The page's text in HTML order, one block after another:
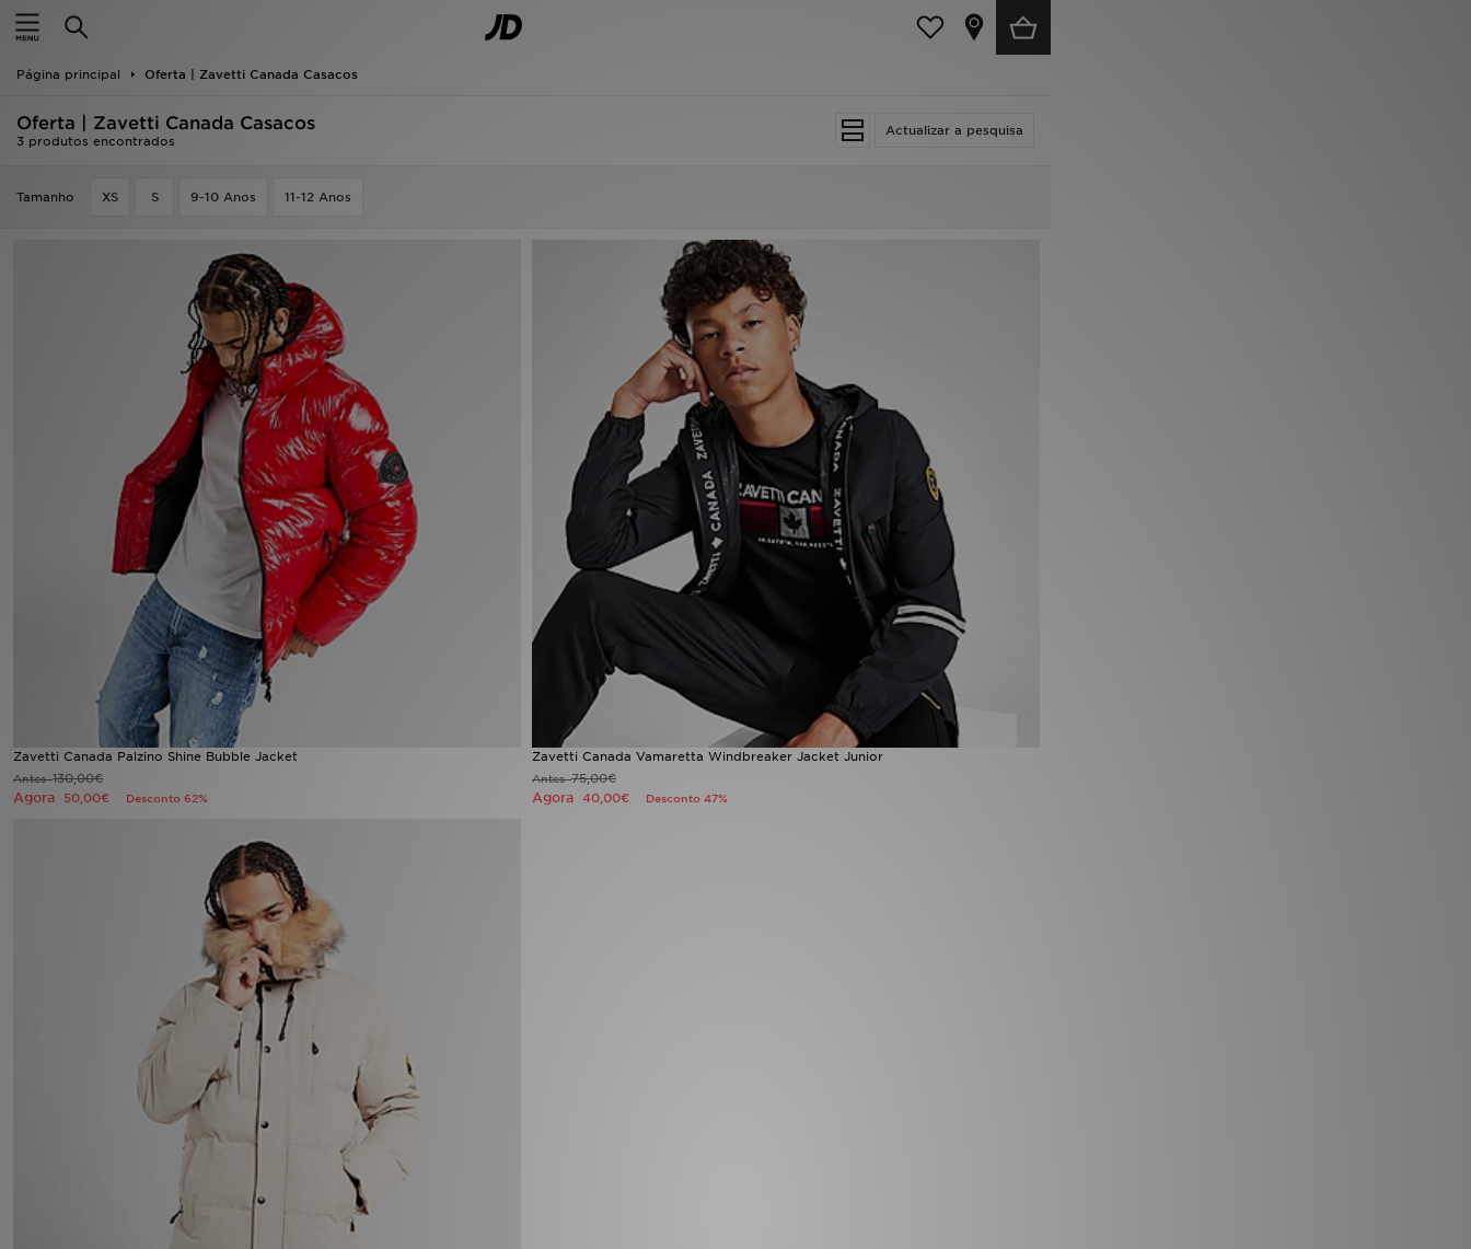
Página principal Oferta | Zavetti Canada Casacos
Actualizar a pesquisa
Oferta | Zavetti Canada Casacos
3 produtos encontrados
Tamanho XS S 9-10 Anos 11-12 Anos
Zavetti Canada Palzino Shine Bubble Jacket
Antes130,00€
Agora 50,00€ Desconto 62%
Zavetti Canada Vamaretta Windbreaker Jacket Junior
Antes75,00€
Agora 40,00€ Desconto 47%
INÍCIO
Promoções
NOVIDADES
VER MARCAS
LOCALIZADOR DE LOJAS
ESTADO DO TEU PEDIDO
FAZ DOWNLOAD DA APP
TRABALHA CONNOSCO